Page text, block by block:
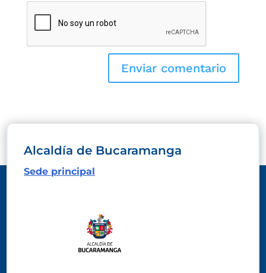
Alcaldía de Bucaramanga
Sede principal